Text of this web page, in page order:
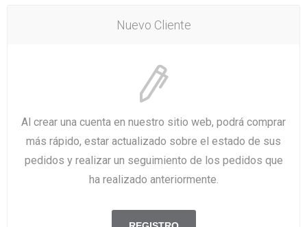
Nuevo Cliente
Al crear una cuenta en nuestro sitio web, podrá comprar
más rápido, estar actualizado sobre el estado de sus
pedidos y realizar un seguimiento de los pedidos que
ha realizado anteriormente.